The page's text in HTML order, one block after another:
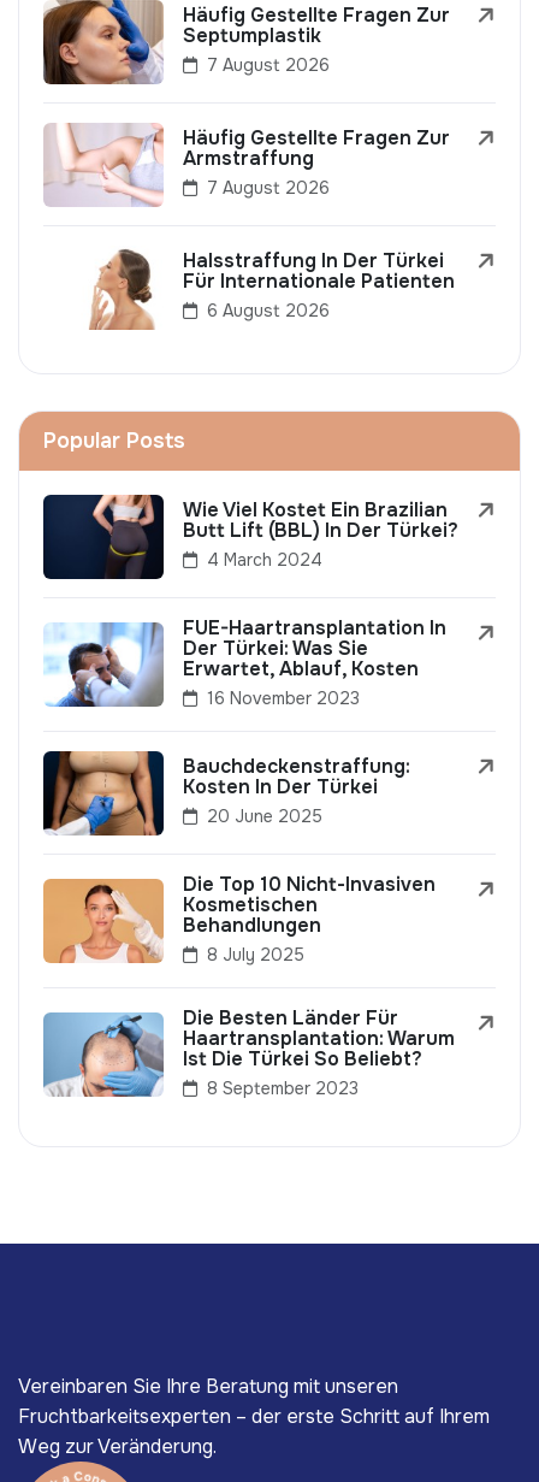
Häufig Gestellte Fragen Zur
Septumplastik
7 August 2026
Häufig Gestellte Fragen Zur
Armstraffung
7 August 2026
Halsstraffung In Der Türkei
Für Internationale Patienten
6 August 2026
Popular Posts
Wie Viel Kostet Ein Brazilian
Butt Lift (BBL) In Der Türkei?
4 March 2024
FUE-Haartransplantation In
Der Türkei: Was Sie
Erwartet, Ablauf, Kosten
16 November 2023
Bauchdeckenstraffung:
Kosten In Der Türkei
20 June 2025
Die Top 10 Nicht-Invasiven
Kosmetischen
Behandlungen
8 July 2025
Die Besten Länder Für
Haartransplantation: Warum
Ist Die Türkei So Beliebt?
8 September 2023
Vereinbaren Sie Ihre Beratung mit unseren
Fruchtbarkeitsexperten – der erste Schritt auf Ihrem
Weg zur Veränderung.